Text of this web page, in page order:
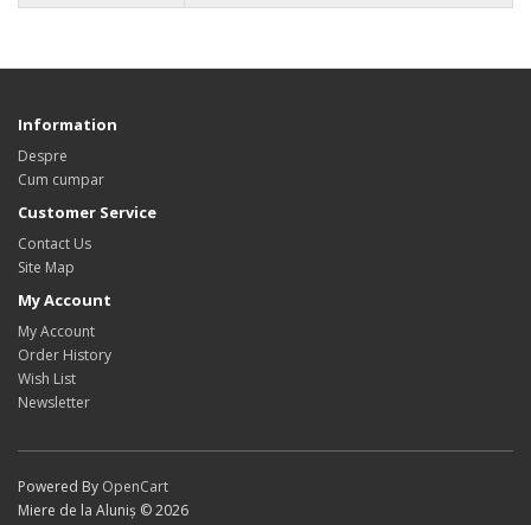
Information
Despre
Cum cumpar
Customer Service
Contact Us
Site Map
My Account
My Account
Order History
Wish List
Newsletter
Powered By OpenCart
Miere de la Aluniș © 2026